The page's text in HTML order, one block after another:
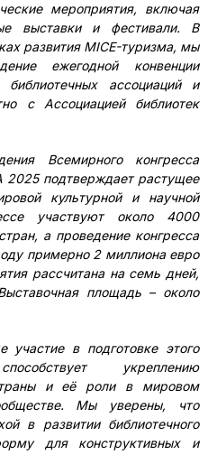
мероприятия, включая
выставки и фестивали.
В
развития MICE-туризма, мы
ежегодной конвенции
ассоциаций и
с Ассоциацией библиотек
Всемирного конгресса
2025 подтверждает растущее
культурной и научной
участвуют около 4000
а проведение конгресса
примерно 2 миллиона евро
рассчитана на семь дней,
площадь – около
в подготовке этого
укреплению
и её роли в мировом
Мы уверены, что
в развитии библиотечного
для конструктивных и